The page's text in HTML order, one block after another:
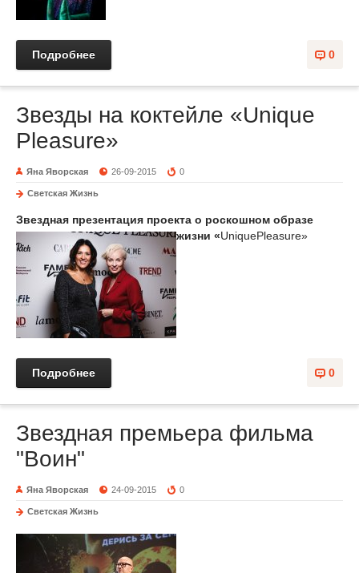
0
Подробнее
Звезды на коктейле «Unique
Pleasure»
Яна Яворская 26-09-2015 0
Светская Жизнь
Звездная презентация проекта о роскошном образе
жизни «UniquePleasure»
0
Подробнее
Звездная премьера фильма
"Воин"
Яна Яворская 24-09-2015 0
Светская Жизнь